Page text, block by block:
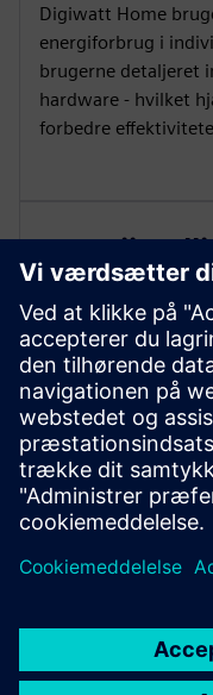
Digiwatt Home
energiforbrug i
brugerne detaljeret
hardware - hvilket
forbedre
indsigt
Platformen
personlige tip,
omdanner rå data
øger bevidstheden